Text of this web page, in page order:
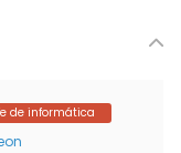
de informática